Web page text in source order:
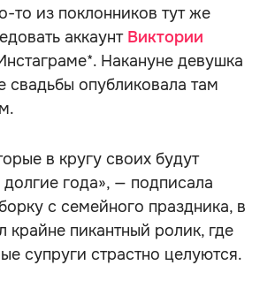
то из поклонников тут же
аккаунт Виктории
Накануне девушка
свадьбы опубликовала там
в кругу своих будут
года», — подписала
с семейного праздника, в
крайне пикантный ролик, где
супруги страстно целуются.